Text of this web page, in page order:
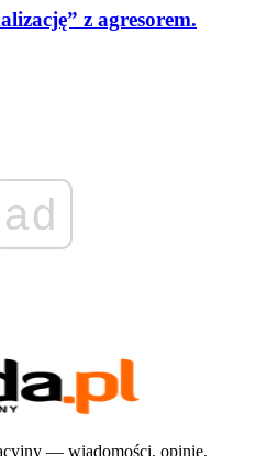
z agresorem.
ad
— wiadomości, opinie,